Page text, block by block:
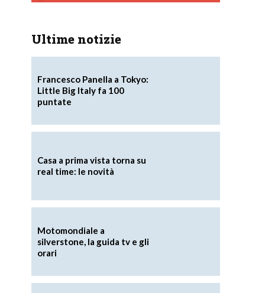
Ultime notizie
Francesco Panella a Tokyo:
Little Big Italy fa 100
puntate
Casa a prima vista torna su
real time: le novità
Motomondiale a
silverstone, la guida tv e gli
orari